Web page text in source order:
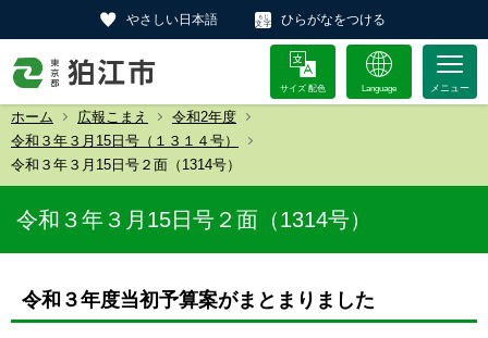
やさしい日本語 ひらがなをつける
サイズ 配色 Language
ホーム 広報こまえ
令和2年度
令和３年３月15日号（１３１４号）
令和３年３月15日号２面（1314号）
令和３年３月15日号２面（1314号）
令和３年度当初予算案がまとまりました